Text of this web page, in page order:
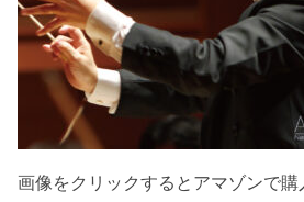
画像をクリックするとアマゾンで購